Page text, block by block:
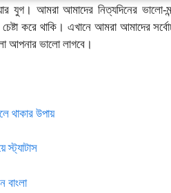
যুগ। আমরা আমাদের নিত্যদিনের
করে থাকি। এখানে আমরা আমাদের
আপনার ভালো লাগবে।
থাকার উপায়
স্ট্যাটাস